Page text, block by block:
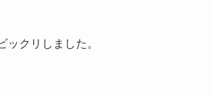
クリしました。